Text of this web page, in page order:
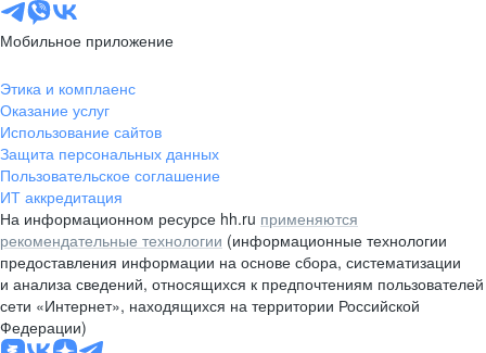
Мобильное приложение
Этика и комплаенс
Оказание услуг
Использование сайтов
Защита персональных данных
Пользовательское соглашение
ИТ аккредитация
На информационном ресурсе hh.ru применяются
рекомендательные технологии (информационные технологии
предоставления информации на основе сбора, систематизации
и анализа сведений, относящихся к предпочтениям пользователей
сети «Интернет», находящихся на территории Российской
Федерации)